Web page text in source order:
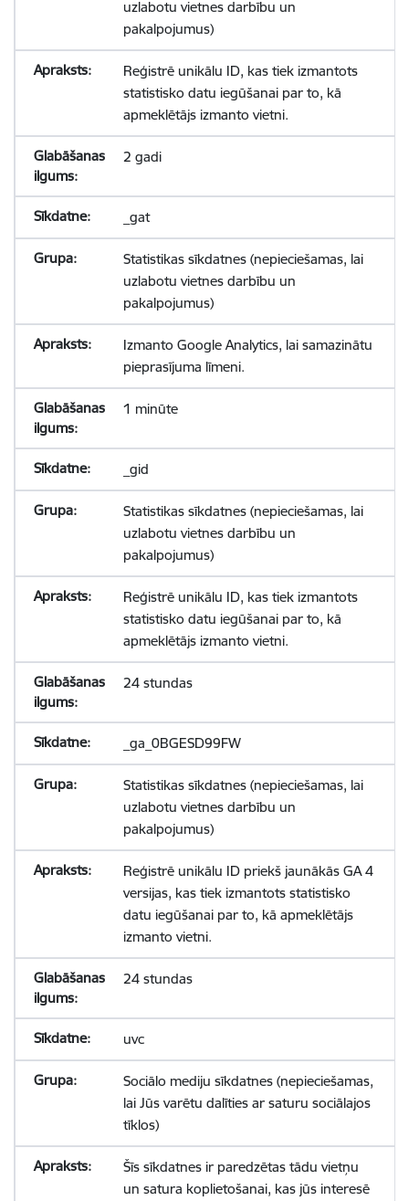
uzlabotu vietnes darbību un
pakalpojumus)
Reģistrē unikālu ID, kas tiek izmantots
statistisko datu iegūšanai par to, kā
apmeklētājs izmanto vietni.
2 gadi
_gat
Statistikas sīkdatnes (nepieciešamas, lai
uzlabotu vietnes darbību un
pakalpojumus)
Izmanto Google Analytics, lai samazinātu
pieprasījuma līmeni.
1 minūte
_gid
Statistikas sīkdatnes (nepieciešamas, lai
uzlabotu vietnes darbību un
pakalpojumus)
Reģistrē unikālu ID, kas tiek izmantots
statistisko datu iegūšanai par to, kā
apmeklētājs izmanto vietni.
24 stundas
_ga_0BGESD99FW
Statistikas sīkdatnes (nepieciešamas, lai
uzlabotu vietnes darbību un
pakalpojumus)
Reģistrē unikālu ID priekš jaunākās GA 4
versijas, kas tiek izmantots statistisko
datu iegūšanai par to, kā apmeklētājs
izmanto vietni.
24 stundas
uvc
Sociālo mediju sīkdatnes (nepieciešamas,
lai Jūs varētu dalīties ar saturu sociālajos
tīklos)
Šīs sīkdatnes ir paredzētas tādu vietņu
un satura koplietošanai, kas jūs interesē